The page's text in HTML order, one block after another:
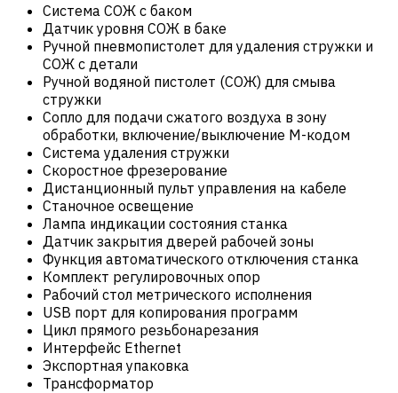
Система СОЖ с баком
Датчик уровня СОЖ в баке
Ручной пневмопистолет для удаления стружки и
СОЖ с детали
Ручной водяной пистолет (СОЖ) для смыва
стружки
Сопло для подачи сжатого воздуха в зону
обработки, включение/выключение М-кодом
Система удаления стружки
Скоростное фрезерование
Дистанционный пульт управления на кабеле
Станочное освещение
Лампа индикации состояния станка
Датчик закрытия дверей рабочей зоны
Функция автоматического отключения станка
Комплект регулировочных опор
Рабочий стол метрического исполнения
USB порт для копирования программ
Цикл прямого резьбонарезания
Интерфейс Ethernet
Экспортная упаковка
Трансформатор